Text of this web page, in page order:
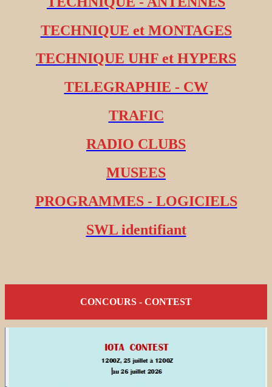
TECHNIQUE et MONTAGES
TECHNIQUE UHF et HYPERS
TELEGRAPHIE - CW
TRAFIC
RADIO CLUBS
MUSEES
PROGRAMMES - LOGICIELS
SWL identifiant
CONCOURS - CONTEST